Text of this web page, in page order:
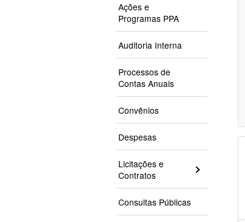
Ações e
Programas PPA
Auditoria Interna
Processos de
Contas Anuais
Convênios
Despesas
Licitações e
Contratos
Consultas Públicas